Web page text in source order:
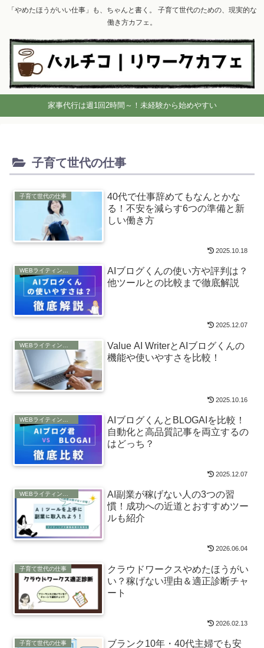
「やめたほうがいい仕事」も、ちゃんと書く。 子育て世代のための、現実的な
働き方カフェ。
家事代行は週1回2時間～！未経験から始めやすい
子育て世代の仕事
子育て世代の仕事
40代で仕事辞めてもなんとかな
る！不安を減らす6つの準備と新
しい働き方
2025.10.18
WEBライティングの仕事
AIブログくんの使い方や評判は？
他ツールとの比較まで徹底解説
2025.12.07
Value AI WriterとAIブログくんの
機能や使いやすさを比較！
2025.10.16
AIブログくんとBLOGAIを比較！
自動化と高品質記事を両立するの
はどっち？
2025.12.07
WEBライティングの仕事
AI副業が稼げない人の3つの習
慣！成功への近道とおすすめツー
ルも紹介
2026.06.04
子育て世代の仕事
クラウドワークスやめたほうがい
い？稼げない理由＆適正診断チャ
ート
2026.02.13
子育て世代の仕事
ブランク10年・40代主婦でも安